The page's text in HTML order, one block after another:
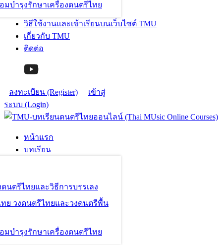
มบำรุงรักษาเครื่องดนตรีไทย
วิธีใช้งานและเข้าเรียนบนเว็บไซต์ TMU
เกี่ยวกับ TMU
ติดต่อ
ลงทะเบียน (Register)
เข้าสู่
ระบบ (Login)
หน้าแรก
บทเรียน
ดนตรีไทยและวิธีการบรรเลง
ทย วงดนตรีไทยและวงดนตรีพื้น
มบำรุงรักษาเครื่องดนตรีไทย